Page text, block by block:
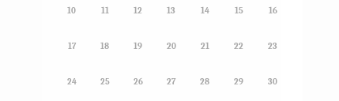
10 11 12 13 14 15 16
17 18 19 20 21 22 23
24 25 26 27 28 29 30